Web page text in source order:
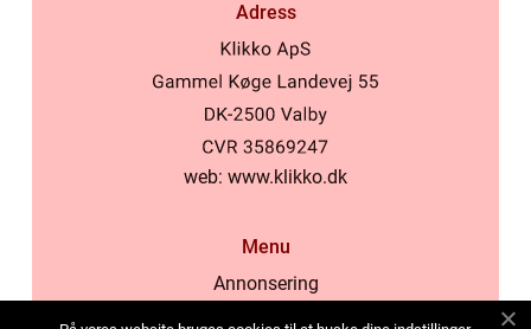
Adress
web: www.klikko.dk
Menu
Annonsering